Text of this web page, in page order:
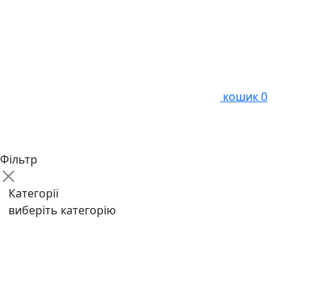
кошик0
Фільтр
Категорії
виберіть категорію